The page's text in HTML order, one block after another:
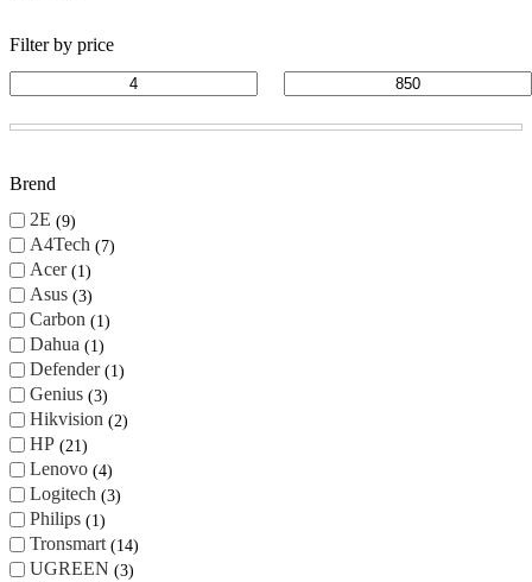
Filter by price
Brend
2E
9
A4Tech 7
Acer 1
Asus 3
Carbon 1
Dahua 1
Defender 1
Genius 3
Hikvision 2
HP 21
Lenovo 4
Logitech 3
Philips 1
Tronsmart 14
UGREEN 3